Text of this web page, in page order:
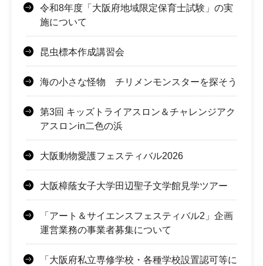
令和8年度「大阪府地域限定保育士試験」の実
施について
昆虫標本作成講習会
海の小さな怪物 チリメンモンスターを探そう
第3回 キッズトライアスロン＆チャレンジアク
アスロンin二色の浜
大阪動物愛護フェスティバル2026
大阪樟蔭女子大学田辺聖子文学館見学ツアー
「アート＆サイエンスフェスティバル2」企画
運営業務の事業者募集について
「大阪府私立専修学校・各種学校設置認可等に